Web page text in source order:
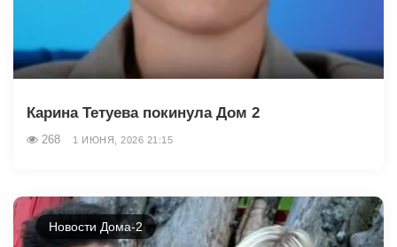
Карина Тетуева покинула Дом 2
268 1 ИЮНЯ, 2026 21:15
Новости Дома-2